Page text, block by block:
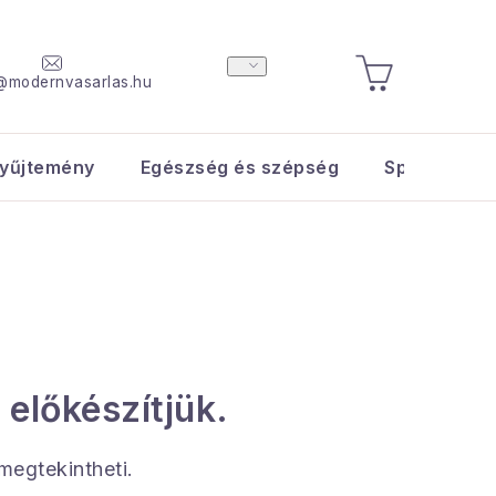
KOSÁR
Egészség és szépség Sport és